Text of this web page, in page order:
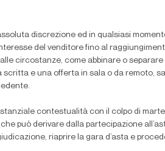
discrezione ed in qualsiasi
del venditore fino al
circostanze, come abbinare o
e una offerta in sala o da remoto,
contestualità con il colpo di
può derivare dalla partecipazione
riaprire la gara d’asta e